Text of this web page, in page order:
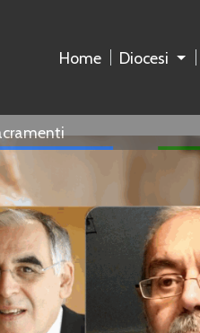
Home Diocesi